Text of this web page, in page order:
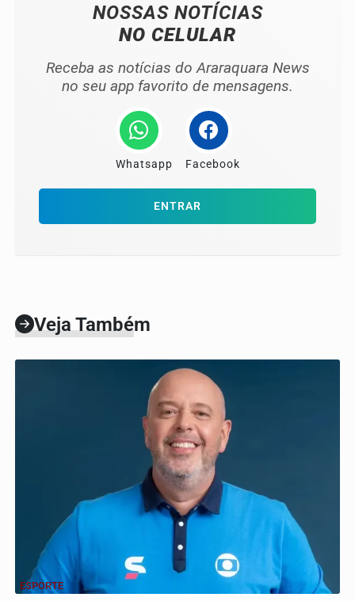
NOSSAS NOTÍCIAS
NO CELULAR
Receba as notícias do Araraquara News
no seu app favorito de mensagens.
Whatsapp Facebook
ENTRAR
Veja Também
ESPORTE